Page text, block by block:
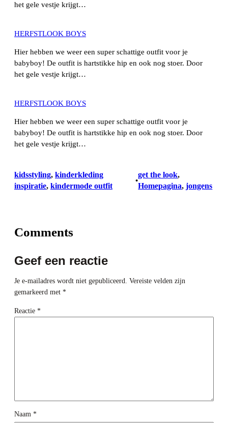
het gele vestje krijgt…
HERFSTLOOK BOYS
Hier hebben we weer een super schattige outfit voor je
babyboy! De outfit is hartstikke hip en ook nog stoer. Door
het gele vestje krijgt…
HERFSTLOOK BOYS
Hier hebben we weer een super schattige outfit voor je
babyboy! De outfit is hartstikke hip en ook nog stoer. Door
het gele vestje krijgt…
kidsstyling, kinderkleding
inspiratie, kindermode outfit
•
get the look
Homepagina, jongens
Comments
Geef een reactie
Je e-mailadres wordt niet gepubliceerd. Vereiste velden zijn
gemarkeerd met *
Reactie *
Naam *